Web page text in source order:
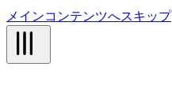
メインコンテンツへスキップ